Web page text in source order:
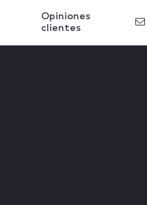
Opiniones
clientes